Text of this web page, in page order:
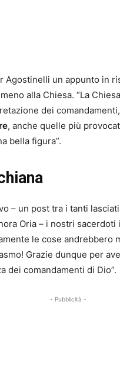
Agostinelli un appunto in
alla Chiesa. “La
dei
, anche quelle più
bella figura”.
– un post tra i tanti
Oria – i nostri
le cose andrebbero
Grazie dunque per
dei comandamenti di Dio”.
- Pubblicità -